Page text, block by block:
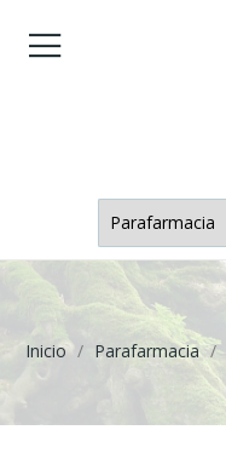
Inicio Parafarmacia